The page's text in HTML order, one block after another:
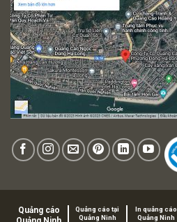
Quảng cáo
Quảng cáo tại
Quảng Ninh
In quảng cáo
Quảng Ninh